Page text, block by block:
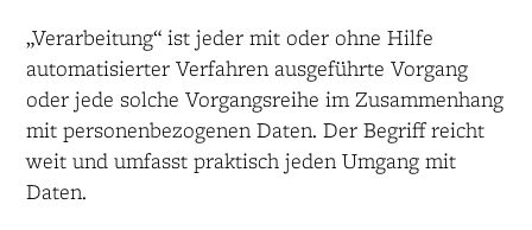
„Verarbeitung“ ist jeder mit oder ohne Hilfe
automatisierter Verfahren ausgeführte Vorgang
oder jede solche Vorgangsreihe im Zusammenhang
mit personenbezogenen Daten. Der Begriff reicht
weit und umfasst praktisch jeden Umgang mit
Daten.